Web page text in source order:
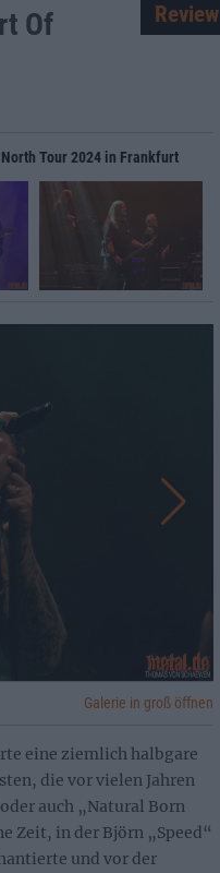
Of
Review
Tour 2024 in Frankfurt
Galerie in groß öffnen
eine ziemlich halbgare
die vor vielen Jahren
auch „Natural Born
Zeit, in der Björn „Speed“
und vor der